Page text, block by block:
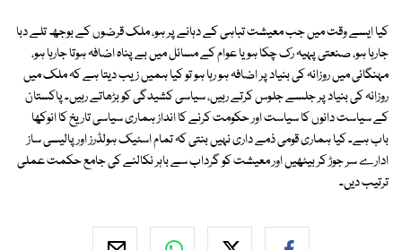
کیا ایسے وقت میں جب معیشت تباہی کے دہانے پر ہو، ملک قرضوں کے بوجھ تلے دبا
جارہا ہو، صنعتی پہیہ رک چکا ہو یا عوام کے مسائل میں بے پناہ اضافہ ہوتا جارہا ہو،
مہنگائی میں روزانہ کی بنیاد پر اضافہ ہو رہا ہو تو کیا ہمیں زیب دیتا ہے کہ ملک میں
روزانہ کی بنیاد پر جلسے جلوس کرتے رہیں، سیاسی کشیدگی کو بڑھاتے رہیں۔ پاکستان
کے سیاست دانوں کا سیاست اور حکومت کرنے کا انداز ہماری سیاسی تاریخ کا انوکھا
باب ہے۔ کیا ہماری قومی ذمے داری نہیں بنتی کہ تمام اسٹیک ہولڈرز اور پالیسی ساز
ادارے سر جوڑ کر بیٹھیں اور معیشت کو گرداب سے باہر نکالنے کی جامع حکمت عملی
ترتیب دیں۔